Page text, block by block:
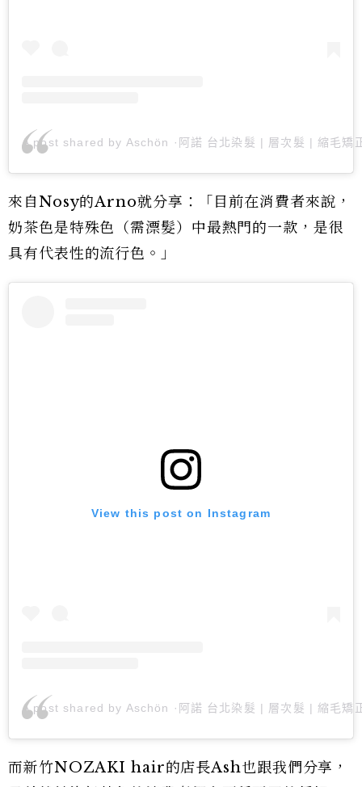
A post shared by Aschön ·阿諾 台北染髮 | 層次髮 | 縮毛矯
來自Nosy的Arno就分享：「目前在消費者來說，
奶茶色是特殊色（需漂髮）中最熱門的一款，是很
具有代表性的流行色。」
View this post on Instagram
A post shared by Aschön ·阿諾 台北染髮 | 層次髮 | 縮毛矯
而新竹NOZAKI hair的店長Ash也跟我們分享，